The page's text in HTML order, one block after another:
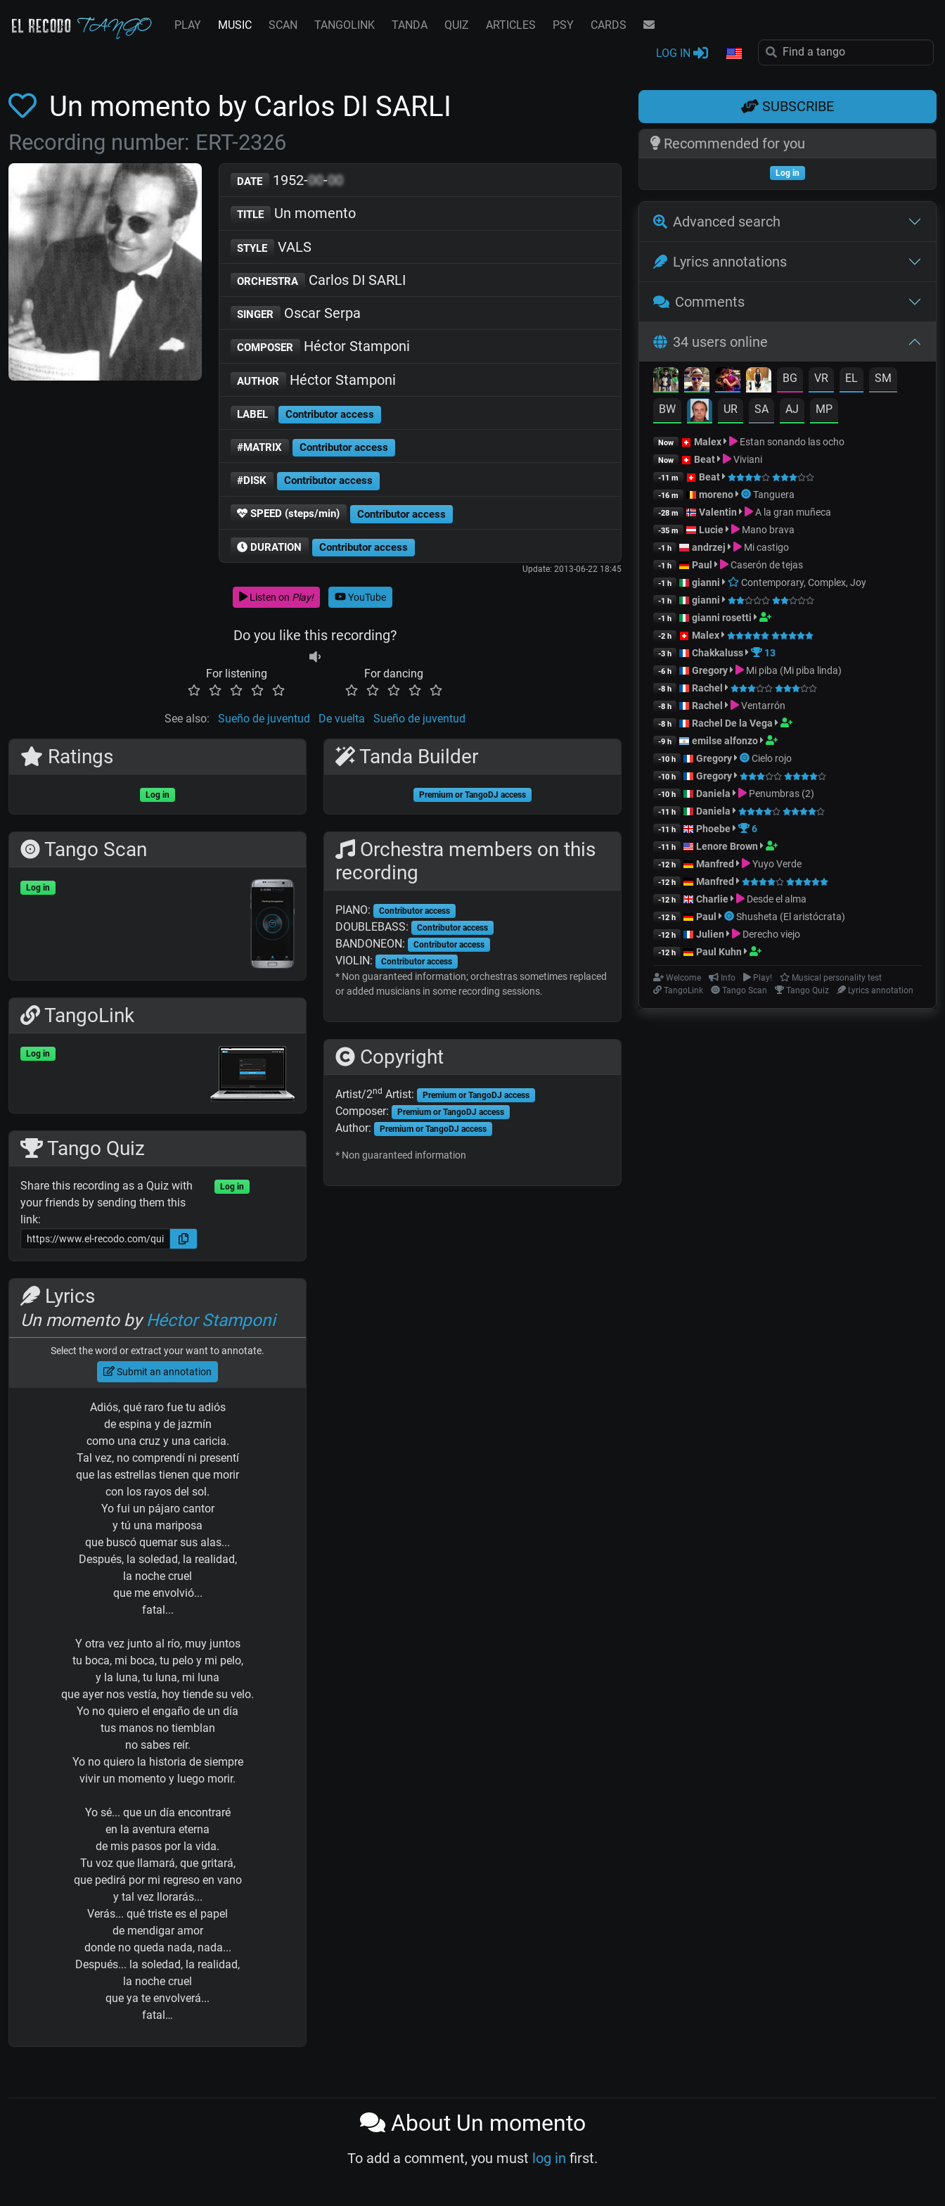
PLAY MUSIC SCAN TANGOLINK TANDA QUIZ ARTICLES PSY CARDS
LOG IN
Un momento by Carlos DI SARLI
Recording number: ERT-2326
DATE 1952-00-00
TITLE Un momento
STYLE VALS
ORCHESTRA Carlos DI SARLI
SINGER Oscar Serpa
COMPOSER Héctor Stamponi
AUTHOR Héctor Stamponi
LABEL Contributor access
#MATRIX Contributor access
#DISK Contributor access
SPEED (steps/min) Contributor access
DURATION Contributor access
Update: 2013-06-22 18:45
Listen on Play! YouTube
Do you like this recording?
For listening For dancing
See also: Sueño de juventud De vuelta Sueño de juventud
Ratings
Log in
Tango Scan
Log in
TangoLink
Log in
Tango Quiz
Share this recording as a Quiz with
your friends by sending them this
link:
Log in
Lyrics
Un momento byHéctor Stamponi
Select the word or extract your want to annotate.
Submit an annotation
Adiós, qué raro fue tu adiós
de espina y de jazmín
como una cruz y una caricia.
Tal vez, no comprendí ni presentí
que las estrellas tienen que morir
con los rayos del sol.
Yo fui un pájaro cantor
y tú una mariposa
que buscó quemar sus alas...
Después, la soledad, la realidad,
la noche cruel
que me envolvió...
fatal...
Y otra vez junto al río, muy juntos
tu boca, mi boca, tu pelo y mi pelo,
y la luna, tu luna, mi luna
que ayer nos vestía, hoy tiende su velo.
Yo no quiero el engaño de un día
tus manos no tiemblan
no sabes reír.
Yo no quiero la historia de siempre
vivir un momento y luego morir.
Yo sé... que un día encontraré
en la aventura eterna
de mis pasos por la vida.
Tu voz que llamará, que gritará,
que pedirá por mi regreso en vano
y tal vez llorarás...
Verás... qué triste es el papel
de mendigar amor
donde no queda nada, nada...
Después... la soledad, la realidad,
la noche cruel
que ya te envolverá...
fatal…
Tanda Builder
Premium or TangoDJ access
Orchestra members on this
recording
PIANO: Contributor access
DOUBLEBASS: Contributor access
BANDONEON: Contributor access
VIOLIN: Contributor access
* Non guaranteed information; orchestras sometimes replaced
or added musicians in some recording sessions.
Copyright
Artist/2nd Artist: Premium or TangoDJ access
Composer: Premium or TangoDJ access
Author: Premium or TangoDJ access
* Non guaranteed information
SUBSCRIBE
Recommended for you
Log in
Advanced search
Lyrics annotations
Comments
34 users online
BG VR EL SM
BW UR SA AJ MP
Now Malex Estan sonando las ocho
Now Beat Viviani
-11 m Beat
-16 m moreno Tanguera
-28 m Valentin A la gran muñeca
-35 m Lucie Mano brava
-1 h andrzej Mi castigo
-1 h Paul Caserón de tejas
-1 h gianni Contemporary, Complex, Joy
-1 h gianni
-1 h gianni rosetti
-2 h Malex
-3 h Chakkaluss 13
-6 h Gregory Mi piba (Mi piba linda)
-8 h Rachel
-8 h Rachel Ventarrón
-8 h Rachel De la Vega
-9 h emilse alfonzo
-10 h Gregory Cielo rojo
-10 h Gregory
-10 h Daniela Penumbras (2)
-11 h Daniela
-11 h Phoebe 6
-11 h Lenore Brown
-12 h Manfred Yuyo Verde
-12 h Manfred
-12 h Charlie Desde el alma
-12 h Paul Shusheta (El aristócrata)
-12 h Julien Derecho viejo
-12 h Paul Kuhn
Welcome Info Play!
Musical personality test
TangoLink
Tango Scan Tango Quiz Lyrics annotation
About Un momento
To add a comment, you must log in first.